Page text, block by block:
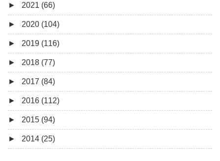
5月 (2)
4月 (3)
3月 (1)
8月 (1)
7月 (8)
6月 (5)
5月 (7)
4月 (9)
3月 (15)
2月 (6)
1月 (10)
12月 (3)
10月 (1)
9月 (4)
8月 (5)
7月 (5)
6月 (8)
5月 (13)
4月 (12)
► 2021 (66)
12月 (4)
11月 (8)
10月 (1)
8月 (2)
7月 (4)
6月 (6)
5月 (5)
► 2020 (104)
12月 (7)
11月 (10)
10月 (8)
9月 (5)
8月 (9)
7月 (8)
► 2019 (116)
12月 (9)
11月 (11)
10月 (9)
9月 (16)
8月 (9)
► 2018 (77)
12月 (6)
11月 (4)
10月 (8)
9月 (12)
► 2017 (84)
12月 (5)
11月 (3)
10月 (5)
► 2016 (112)
12月 (5)
11月 (11)
► 2015 (94)
12月 (4)
► 2014 (25)